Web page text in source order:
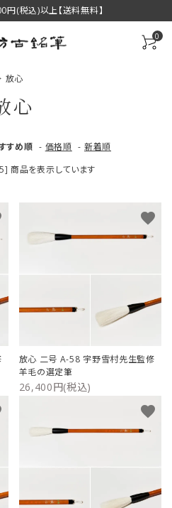
(税込)以上【送料無料】
0
放心
心
すめ順 - 価格順 - 新着順
商品を表示しています
放心 二号 A-58 宇野雪村先生監修
羊毛の選定筆
26,400円(税込)
favorite
favorite